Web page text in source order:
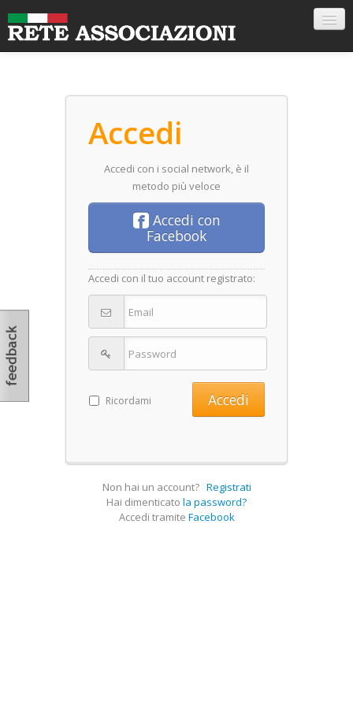
Torna alla Homepage
Accedi
Accedi con i social network, è il
metodo più veloce
Accedi con
Facebook
Accedi con il tuo account registrato:
Ricordami
Non hai un account? Registrati
Hai dimenticato la password?
Accedi tramite Facebook